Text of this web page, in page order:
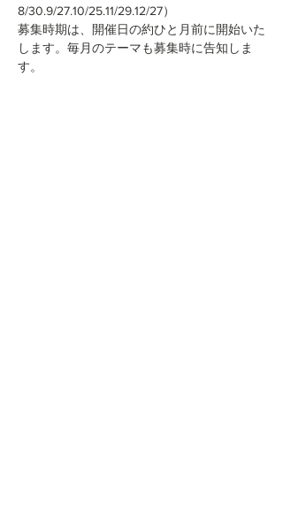
8/30.9/27.10/25.11/29.12/27）
募集時期は、開催日の約ひと月前に開始いた
します。毎月のテーマも募集時に告知しま
す。